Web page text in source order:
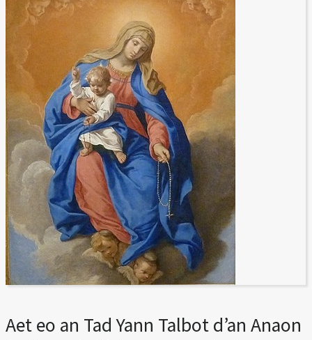
Aet eo an Tad Yann Talbot d’an Anaon